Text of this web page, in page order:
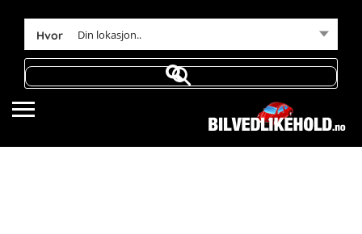
Hvor Din lokasjon..